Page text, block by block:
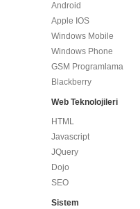
Android
Apple IOS
Windows Mobile
Windows Phone
GSM Programlama
Blackberry
Web Teknolojileri
HTML
Javascript
JQuery
Dojo
SEO
Sistem